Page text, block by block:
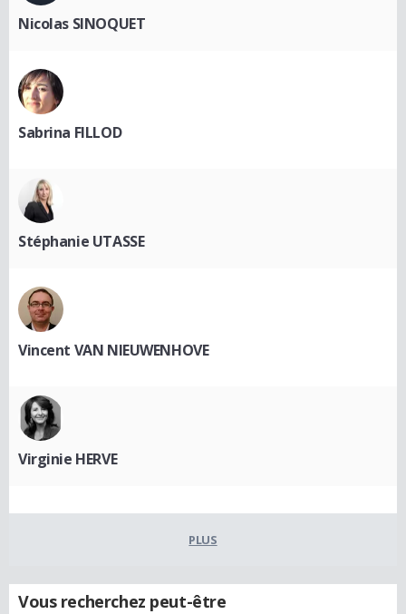
Nicolas SINOQUET
Sabrina FILLOD
Stéphanie UTASSE
Vincent VAN NIEUWENHOVE
Virginie HERVE
PLUS
Vous recherchez peut-être